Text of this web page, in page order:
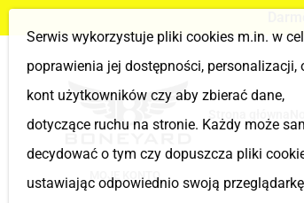
MOJE KONTO
Serwis wykorzystuje pliki cookies m.in. w
poprawienia jej dostępności, personalizacji,
kont użytkowników czy aby zbierać dane,
dotyczące ruchu na stronie. Każdy może
decydować o tym czy dopuszcza pliki
ustawiając odpowiednio swoją